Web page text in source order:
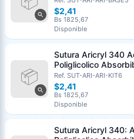
$2,41
Bs 1825,67
Disponible
Sutura Aricryl 340
Poliglicolico
Caja de 12 Unds
Punta Cónica 36mm
Ref. SUT-ARI-ARI-KIT6
$2,41
Bs 1825,67
Disponible
Sutura Aricryl 340:
Generar cotización
Completá los datos para emitir
Nombre o razón social
Cédula o RIF*
Teléfono (opcional)
Clave